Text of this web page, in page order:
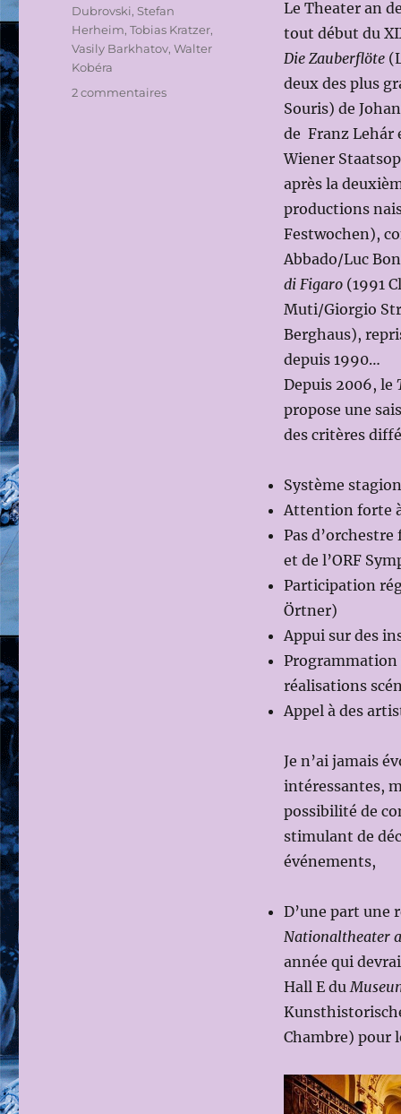
Le Theater an
tout début du
Die Zauberflöte
deux des plus
Souris) de
de Franz Lehár
Wiener
après la
productions
Festwochen),
Abbado/Luc
di Figaro(1991
Muti/Giorgio
Berghaus),
depuis 1990…
Depuis 2006, le
propose une
des critères
Système
Attention forte
Pas
et de l’ORF
Participation
Örtner)
Appui sur des
Programmation
réalisations
Appel à des
Je n’ai jamais
intéressantes,
possibilité de
stimulant de
événements,
D’une part une
Nationaltheater
année qui
Hall E du
Chambre) pour
Dubrovski, Stefan
Herheim,Tobias Kratzer,
Vasily Barkhatov,Walter
Kobéra
2 commentairessur